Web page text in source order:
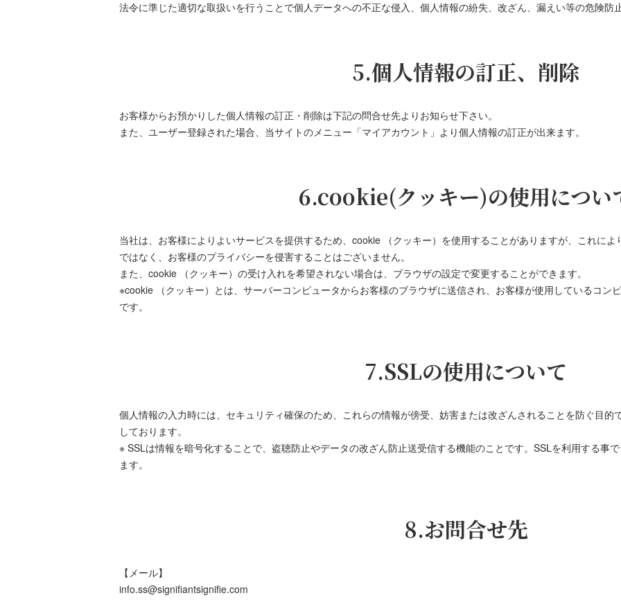
法令に準じた適切な取扱いを行うことで個人データへの不正な侵入、個人情報の紛失、改ざん、漏えい等の危険防
5.個人情報の訂正、削除
お客様からお預かりした個人情報の訂正・削除は下記の問合せ先よりお知らせ下さい。
また、ユーザー登録された場合、当サイトのメニュー「マイアカウント」より個人情報の訂正が出来ます。
6.cookie(クッキー)の使用につい
当社は、お客様によりよいサービスを提供するため、cookie （クッキー）を使用することがありますが、これに
ではなく、お客様のプライバシーを侵害することはございません。
また、cookie （クッキー）の受け入れを希望されない場合は、ブラウザの設定で変更することができます。
※cookie （クッキー）とは、サーバーコンピュータからお客様のブラウザに送信され、お客様が使用しているコン
です。
7.SSLの使用について
個人情報の入力時には、セキュリティ確保のため、これらの情報が傍受、妨害または改ざんされることを防ぐ目
しております。
※ SSLは情報を暗号化することで、盗聴防止やデータの改ざん防止送受信する機能のことです。SSLを利用する事
ます。
8.お問合せ先
【メール】
info.ss@signifiantsignifie.com